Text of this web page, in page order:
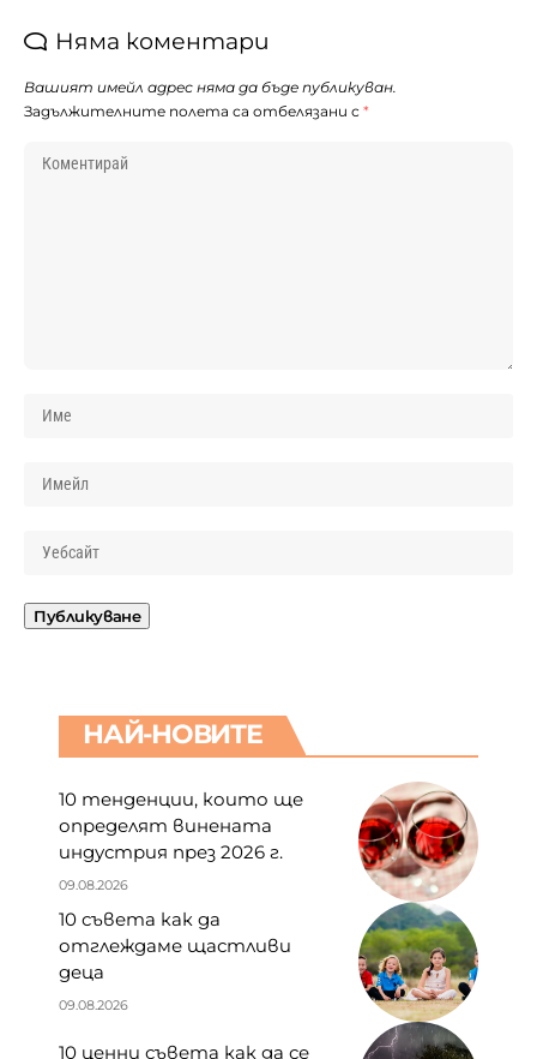
Няма коментари
Вашият имейл адрес няма да бъде публикуван.
Задължителните полета са отбелязани с *
НАЙ-НОВИТЕ
10 тенденции, които ще
определят винената
индустрия през 2026 г.
09.08.2026
10 съвета как да
отглеждаме щастливи
деца
09.08.2026
10 ценни съвета как да се